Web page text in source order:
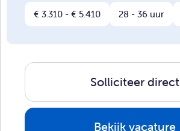
€ 3.310 - € 5.410 28 - 36 uur
Solliciteer direct
Bekijk vacature